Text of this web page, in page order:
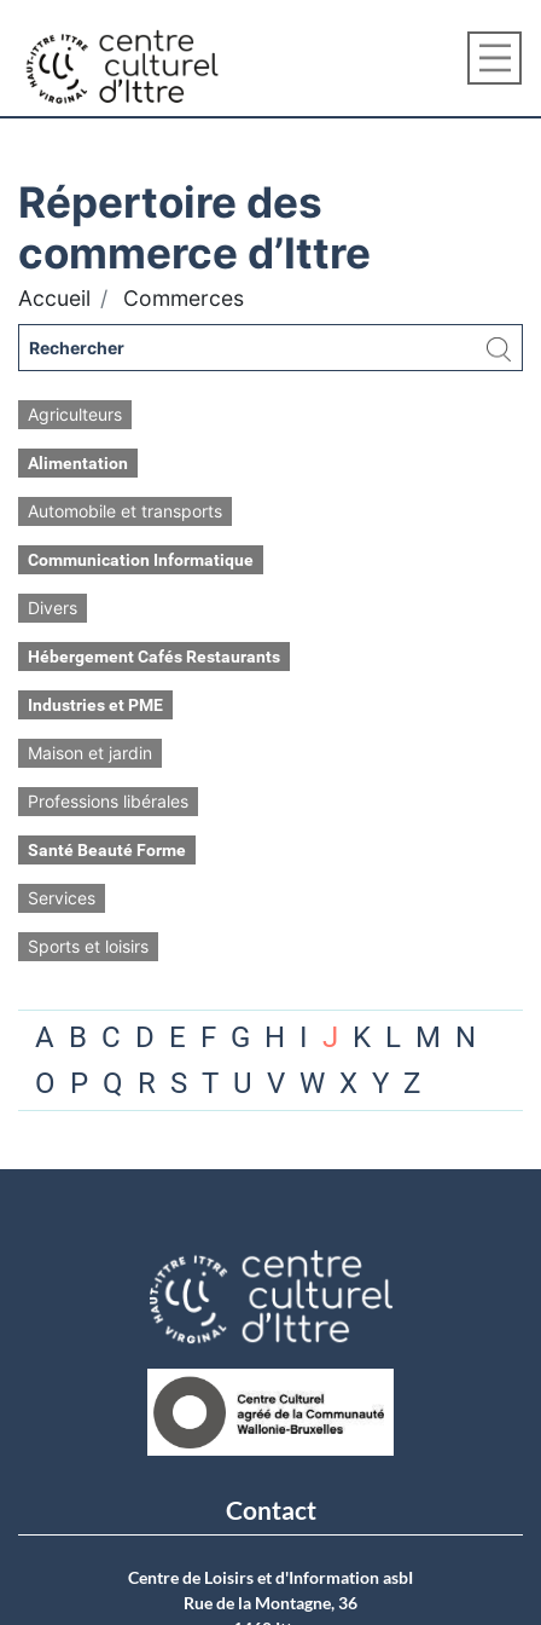
Répertoire des
commerce d’Ittre
Accueil Commerces
Agriculteurs
Alimentation
Automobile et transports
Communication Informatique
Divers
Hébergement Cafés Restaurants
Industries et PME
Maison et jardin
Professions libérales
Santé Beauté Forme
Services
Sports et loisirs
A B C D E F G H I J K L M N
O P Q R S T U V W X Y Z
Contact
Centre de Loisirs et d'Information asbI
Rue de la Montagne, 36